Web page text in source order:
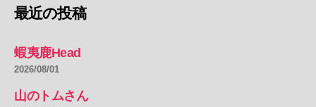
最近の投稿
蝦夷鹿Head
2026/08/01
山のトムさん